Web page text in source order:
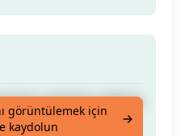
optimize edilmiş
elde etmenin
görüntülemek için
kaydolun